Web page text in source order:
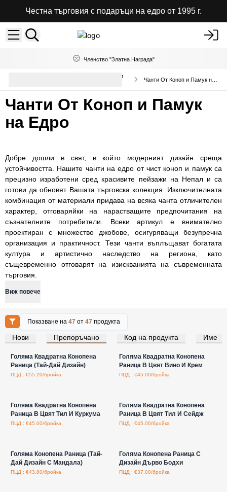
Честна търговия с подаръци на едро от 1995 г.
Членство "Златна Награда"
Висококачествени чанти и раници
Чанти От Коноп и Памук
на Едро
Добре дошли в свят, в който модерният дизайн среща
устойчивостта. Нашите чанти на едро от чист коноп и памук са
прецизно изработени сред красивите пейзажи на Непал и са
готови да обновят Вашата търговска колекция. Изключителната
комбинация от материали придава на всяка чанта отличителен
характер, отговаряйки на нарастващите предпочитания на
съзнателните потребители. Всеки артикул е внимателно
проектиран с множество джобове, осигуряващи безупречна
организация и практичност. Тези чанти въплъщават богатата
култура и артистично наследство на региона, като
същевременно отговарят на изискванията на съвременната
търговия.
Виж повече
Показване на47 от47 продукта
Нови Препоръчано Код на продукта Име
Влезте за цени на едро
Голяма Квадратна Конопена
Раница (Тай-Дай Дизайн)
ПЦД : €55.20/бройка
Влезте за цени на едро
Голяма Квадратна Конопена
Раница В Цвят Вино И Крем
ПЦД : €45.00/бройка
Голяма Квадратна Конопена
Раница В Цвят Тил И Куркума
ПЦД : €45.00/бройка
Голяма Квадратна Конопена
Раница В Цвят Тил И Сейдж
ПЦД : €45.00/бройка
Голяма Конопена Раница (Тай-
Дай Дизайн С Мандала)
ПЦД : €43.80/бройка
Голяма Конопена Раница С
Дизайн Дърво Бодхи
ПЦД : €37.00/бройка